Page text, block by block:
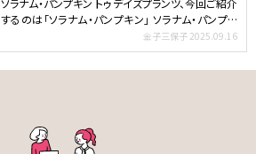
ソラナム・パンプキン トゥデイズプランツ、今回ご紹介
するのは「ソラナム・パンプキン」 ソラナム・パンプキ
金子三保子 2025.09.16